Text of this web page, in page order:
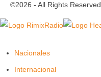
©2026 - All Rights Reserved
Nacionales
Internacional